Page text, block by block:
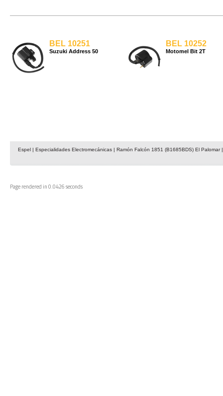
BEL 10251
Suzuki Address 50
BEL 10252
Motomel Bit 2T
Espel | Especialidades Electromecánicas | Ramón Falcón 1851 (B1685BDS) El
Page rendered in 0.0426 seconds